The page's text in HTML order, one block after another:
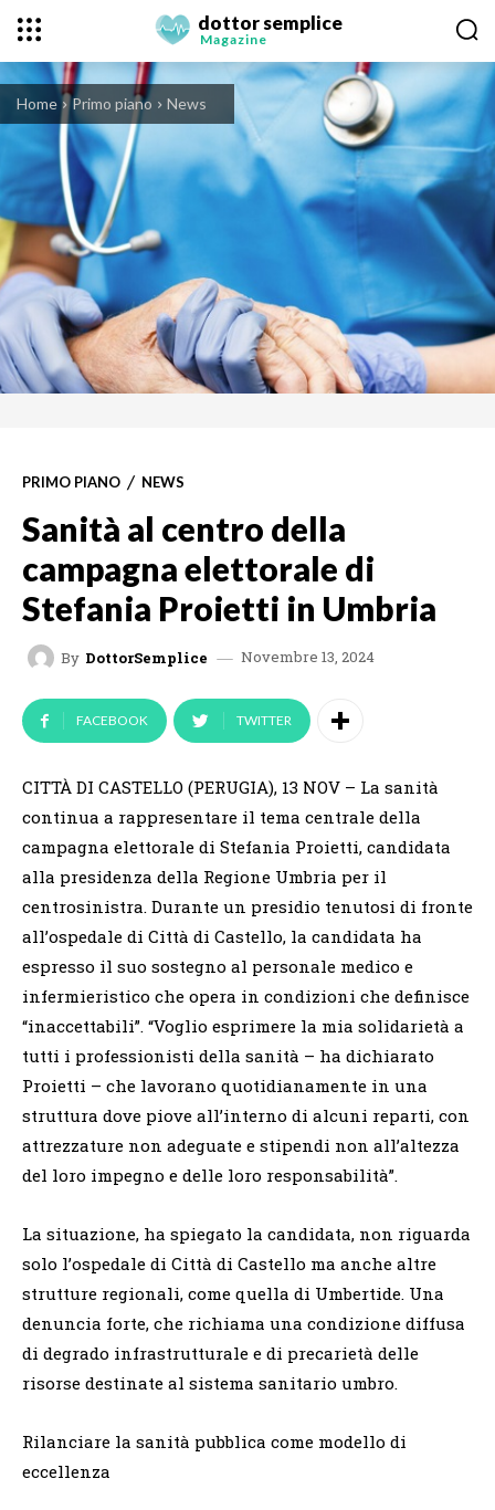
dottor semplice
Magazine
Home Primo piano News
PRIMO PIANO NEWS
Sanità al centro della
campagna elettorale di
Stefania Proietti in Umbria
By DottorSemplice Novembre 13, 2024
FACEBOOK TWITTER
CITTÀ DI CASTELLO (PERUGIA), 13 NOV – La sanità
continua a rappresentare il tema centrale della
campagna elettorale di Stefania Proietti, candidata
alla presidenza della Regione Umbria per il
centrosinistra. Durante un presidio tenutosi di fronte
all’ospedale di Città di Castello, la candidata ha
espresso il suo sostegno al personale medico e
infermieristico che opera in condizioni che definisce
“inaccettabili”. “Voglio esprimere la mia solidarietà a
tutti i professionisti della sanità – ha dichiarato
Proietti – che lavorano quotidianamente in una
struttura dove piove all’interno di alcuni reparti, con
attrezzature non adeguate e stipendi non all’altezza
del loro impegno e delle loro responsabilità”.
La situazione, ha spiegato la candidata, non riguarda
solo l’ospedale di Città di Castello ma anche altre
strutture regionali, come quella di Umbertide. Una
denuncia forte, che richiama una condizione diffusa
di degrado infrastrutturale e di precarietà delle
risorse destinate al sistema sanitario umbro.
Rilanciare la sanità pubblica come modello di
eccellenza